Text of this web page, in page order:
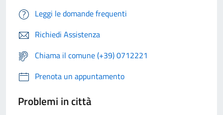
Leggi le domande frequenti
Richiedi Assistenza
Chiama il comune (+39) 0712221
Prenota un appuntamento
Problemi in città